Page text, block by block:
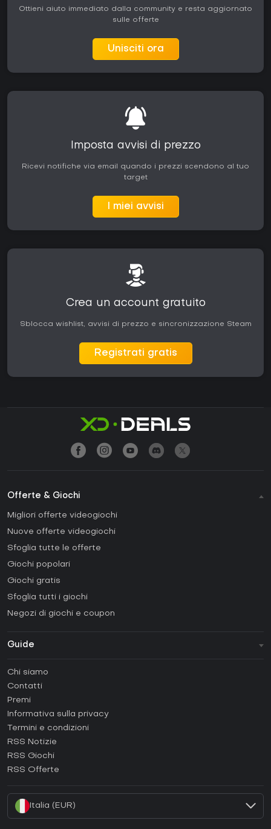
Ottieni aiuto immediato dalla community e resta aggiornato
sulle offerte
Unisciti ora
Imposta avvisi di prezzo
Ricevi notifiche via email quando i prezzi scendono al tuo
target
I miei avvisi
Crea un account gratuito
Sblocca wishlist, avvisi di prezzo e sincronizzazione Steam
Registrati gratis
Offerte & Giochi
Migliori offerte videogiochi
Nuove offerte videogiochi
Sfoglia tutte le offerte
Giochi popolari
Giochi gratis
Sfoglia tutti i giochi
Negozi di giochi e coupon
Guide
Come attivare una Steam CD Key?
Come attivare una Epic Games CD Key?
Come attivare una GOG CD Key?
Come attivare una Ubisoft Connect CD Key?
Chi siamo
Contatti
Premi
Informativa sulla privacy
Termini e condizioni
RSS Notizie
RSS Giochi
RSS Offerte
Italia (EUR)